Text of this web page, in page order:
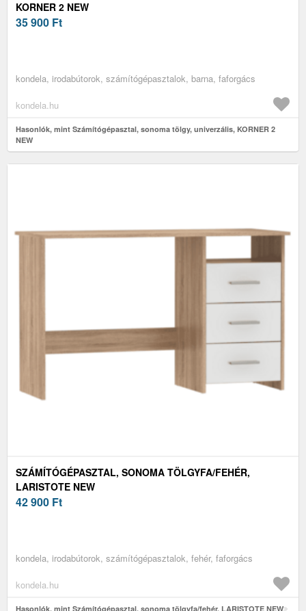
KORNER 2 NEW
35 900 Ft
kondela, irodabútorok, számítógépasztalok, barna, faforgács
kondela.hu
Hasonlók, mint Számítógépasztal, sonoma tölgy, univerzális, KORNER 2
NEW
SZÁMÍTÓGÉPASZTAL, SONOMA TÖLGYFA/FEHÉR,
LARISTOTE NEW
42 900 Ft
kondela, irodabútorok, számítógépasztalok, fehér, faforgács
kondela.hu
Hasonlók, mint Számítógépasztal, sonoma tölgyfa/fehér, LARISTOTE NEW